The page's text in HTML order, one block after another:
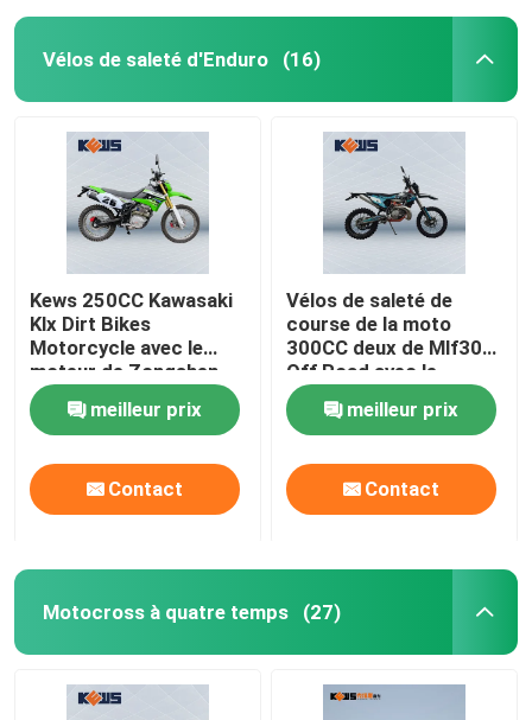
Vélos de saleté d'Enduro (16)
Kews 250CC Kawasaki
Klx Dirt Bikes
Motorcycle avec le
moteur de Zongshen
CB250
meilleur prix
Contact
Vélos de saleté de
course de la moto
300CC deux de Mlf300
Off Road avec le
système électrique de
début meilleur prix
Contact
Motocross à quatre temps (27)